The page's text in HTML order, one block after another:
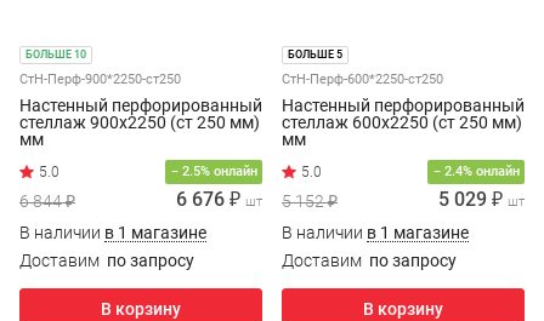
БОЛЬШЕ 10
СтН-Перф-900*2250-ст250
Настенный перфорированный
стеллаж 900х2250 (ст 250 мм)
мм
− 2.5% онлайн
6 844 ₽ 6 676 ₽ шт
В наличии в 1 магазине
Доставим по запросу
В корзину
БОЛЬШЕ 5
СтН-Перф-600*2250-ст250
Настенный перфорированный
стеллаж 600х2250 (ст 250 мм)
мм
− 2.4% онлайн
5 152 ₽ 5 029 ₽ шт
В наличии в 1 магазине
Доставим по запросу
В корзину